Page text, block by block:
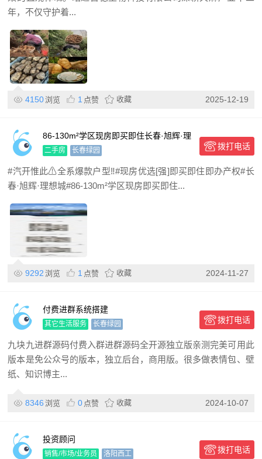
年，不仅守护着...
4150浏览 1 点赞 收藏 2025-12-19
86-130m²学区现房即买即住长春·旭辉·理
想城学区房
二手房 长春绿园 拨打电话
#汽开惟此⚠全系爆款户型‼#现房优选[强]即买即住即办产权#长
春·旭辉·理想城#86-130m²学区现房即买即住...
9292 浏览 1 点赞 收藏 2024-11-27
付费进群系统搭建
其它生活服务 长春绿园 拨打电话
九块九进群源码付费入群进群源码全开源独立版亲测完美可用此
版本是免公众号的版本，独立后台，商用版。很多做表情包、壁
纸、知识博主...
8346 浏览 0 点赞 收藏 2024-10-07
投资顾问
销售/市场/业务员 洛阳西工 拨打电话